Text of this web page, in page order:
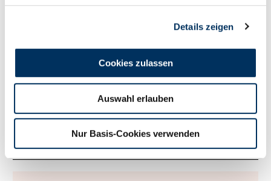
Details zeigen
Cookies zulassen
Auswahl erlauben
Nur Basis-Cookies verwenden
114
RZRobot 108
RZE 111
Milchtyp
109